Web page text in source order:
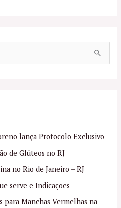
lança Protocolo Exclusivo
de Glúteos no RJ
no Rio de Janeiro – RJ
serve e Indicações
para Manchas Vermelhas na